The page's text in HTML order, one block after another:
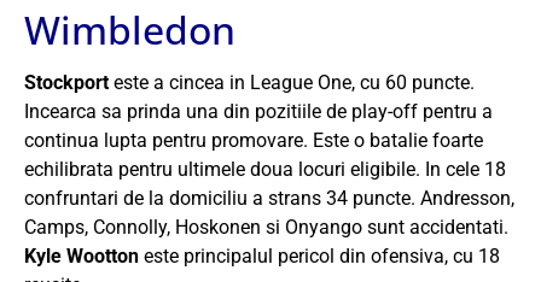
Wimbledon
Stockport este a cincea in League One, cu 60 puncte.
Incearca sa prinda una din pozitiile de play-off pentru a
continua lupta pentru promovare. Este o batalie foarte
echilibrata pentru ultimele doua locuri eligibile. In cele 18
confruntari de la domiciliu a strans 34 puncte. Andresson,
Camps, Connolly, Hoskonen si Onyango sunt accidentati.
Kyle Wootton este principalul pericol din ofensiva, cu 18